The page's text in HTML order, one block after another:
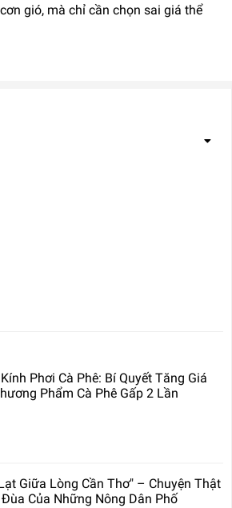
Phơi Cà Phê: Bí Quyết Tăng Giá
Phẩm Cà Phê Gấp 2 Lần
Giữa Lòng Cần Thơ" – Chuyện Thật
Của Những Nông Dân Phố
gió, mà chỉ cần chọn sai giá thể